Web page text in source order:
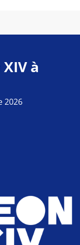
à
2026